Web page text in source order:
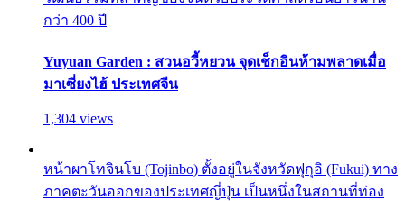
กว่า 400 ปี
Yuyuan Garden : สวนอวี้หยวน จุดเช็กอินห้ามพลาดเมื่อ
มาเซี่ยงไฮ้ ประเทศจีน
1,304 views
หน้าผาโทจินโบ (Tojinbo) ตั้งอยู่ในจังหวัดฟุกุอิ (Fukui) ทาง
ภาคตะวันออกของประเทศญี่ปุ่น เป็นหนึ่งในสถานที่ท่อง